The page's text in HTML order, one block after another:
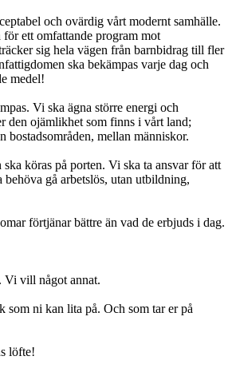
och ovärdig vårt modernt samhälle.
ett omfattande program mot
sig hela vägen från barnbidrag till fler
ska bekämpas varje dag och
medel!
Vi ska ägna större energi och
den ojämlikhet som finns i vårt land;
bostadsområden, mellan människor.
ska köras på porten. Vi ska ta ansvar för att
behöva gå arbetslös, utan utbildning,
förtjänar bättre än vad de erbjuds i dag.
Vi vill något annat.
som ni kan lita på. Och som tar er på
löfte!